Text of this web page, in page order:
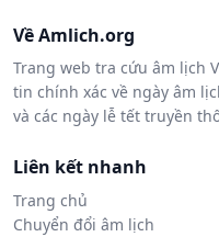
Về Amlich.org
Trang web tra cứu âm lịch
tin chính xác về ngày âm
và các ngày lễ tết truyền
Liên kết nhanh
Trang chủ
Chuyển đổi âm lịch